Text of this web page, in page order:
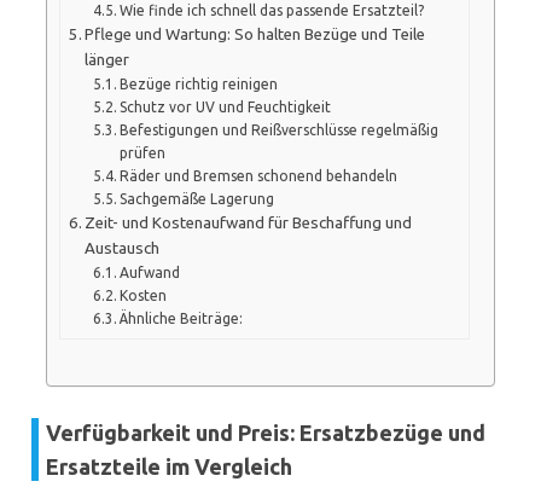
Wie finde ich schnell das passende Ersatzteil?
Pflege und Wartung: So halten Bezüge und Teile
länger
Bezüge richtig reinigen
Schutz vor UV und Feuchtigkeit
Befestigungen und Reißverschlüsse regelmäßig
prüfen
Räder und Bremsen schonend behandeln
Sachgemäße Lagerung
Zeit- und Kostenaufwand für Beschaffung und
Austausch
Aufwand
Kosten
Ähnliche Beiträge:
Verfügbarkeit und Preis: Ersatzbezüge und
Ersatzteile im Vergleich